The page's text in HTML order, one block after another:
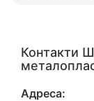
Контакти
Адреса: